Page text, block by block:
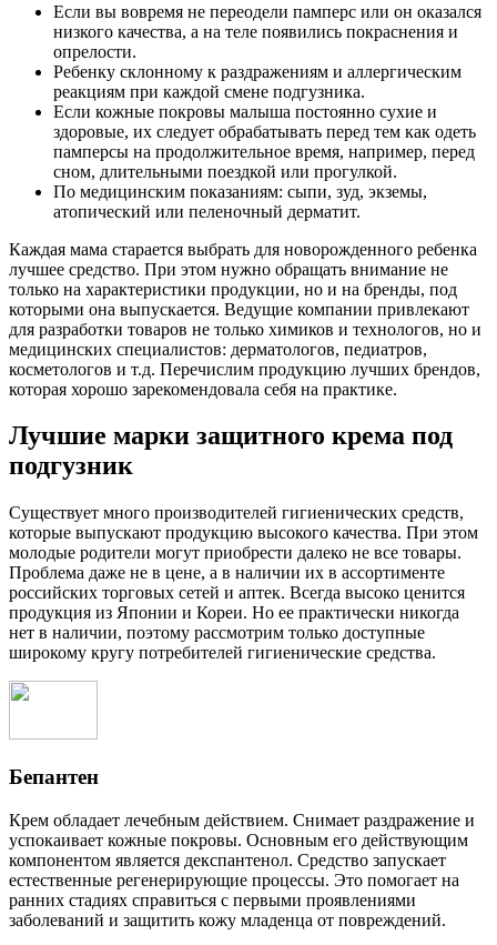
Если вы вовремя не переодели памперс или он оказался
низкого качества, а на теле появились покраснения и
опрелости.
Ребенку склонному к раздражениям и аллергическим
реакциям при каждой смене подгузника.
Если кожные покровы малыша постоянно сухие и
здоровые, их следует обрабатывать перед тем как одеть
памперсы на продолжительное время, например, перед
сном, длительными поездкой или прогулкой.
По медицинским показаниям: сыпи, зуд, экземы,
атопический или пеленочный дерматит.
Каждая мама старается выбрать для новорожденного ребенка
лучшее средство. При этом нужно обращать внимание не
только на характеристики продукции, но и на бренды, под
которыми она выпускается. Ведущие компании привлекают
для разработки товаров не только химиков и технологов, но и
медицинских специалистов: дерматологов, педиатров,
косметологов и т.д. Перечислим продукцию лучших брендов,
которая хорошо зарекомендовала себя на практике.
Лучшие марки защитного крема под
подгузник
Существует много производителей гигиенических средств,
которые выпускают продукцию высокого качества. При этом
молодые родители могут приобрести далеко не все товары.
Проблема даже не в цене, а в наличии их в ассортименте
российских торговых сетей и аптек. Всегда высоко ценится
продукция из Японии и Кореи. Но ее практически никогда
нет в наличии, поэтому рассмотрим только доступные
широкому кругу потребителей гигиенические средства.
Бепантен
Крем обладает лечебным действием. Снимает раздражение и
успокаивает кожные покровы. Основным его действующим
компонентом является декспантенол. Средство запускает
естественные регенерирующие процессы. Это помогает на
ранних стадиях справиться с первыми проявлениями
заболеваний и защитить кожу младенца от повреждений.